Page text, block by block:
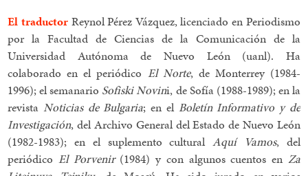
El traductorReynol Pérez Vázquez, licenciado en Periodismo
por la Facultad de Ciencias de la Comunicación de la
Universidad Autónoma de Nuevo León (uanl). Ha
colaborado en el periódico El Norte, de Monterrey (1984-
1996); el semanario Sofiski Novini, de Sofía (1988-1989); en la
revista Noticias de Bulgaria; en el Boletín Informativo y de
Investigación, del Archivo General del Estado de Nuevo León
(1982-1983); en el suplemento culturalAquí Vamos, del
periódico El Porvenir (1984) y con algunos cuentos en Za